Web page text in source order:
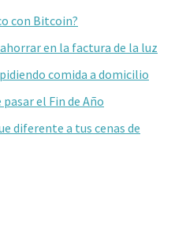
con Bitcoin?
en la factura de la luz
comida a domicilio
el Fin de Año
diferente a tus cenas de